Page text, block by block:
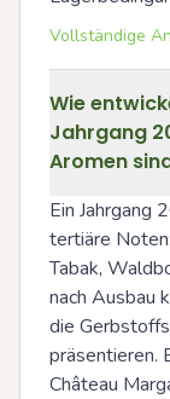
Vollständige
Wie
Jahrgang
Aromen
Ein Jahrgang
tertiäre
Tabak,
nach Ausbau
die
präsentieren.
Château